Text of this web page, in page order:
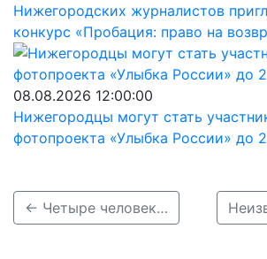
Нижегородских журналистов
конкурс «Пробация: право на
08.08.2026 12:00:00
Нижегородцы могут стать
фотопроекта «Улыбка России» до
← Четыре человека пострадали в массовом ДТП в Арзамасском районе